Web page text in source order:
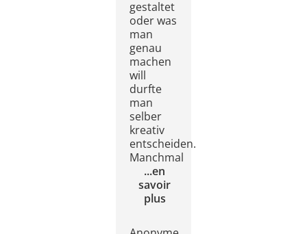
gestaltet
oder was
man
genau
machen
will
durfte
man
selber
kreativ
entscheiden.
Manchmal
...en
savoir
plus